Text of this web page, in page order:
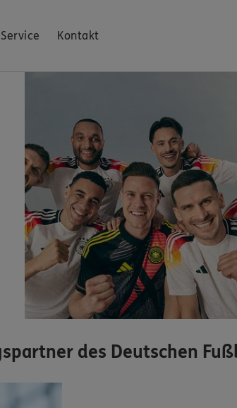
Service Kontakt
des Deutschen